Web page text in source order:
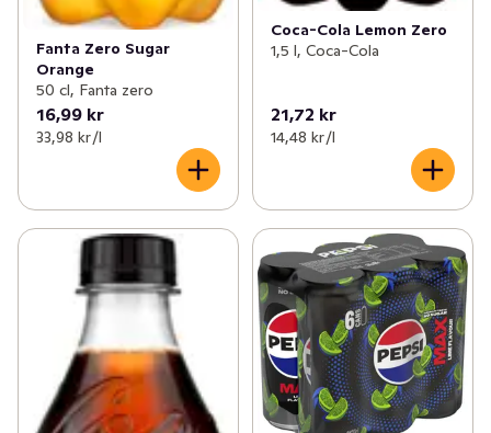
Fanta Zero Sugar
Orange
50 cl, Fanta zero
16,99 kr
33,98 kr /l
Coca-Cola Lemon Zero
1,5 l, Coca-Cola
21,72 kr
14,48 kr /l